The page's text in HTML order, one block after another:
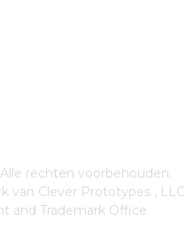
rechten voorbehouden.
van Clever Prototypes , LLC
and Trademark Office